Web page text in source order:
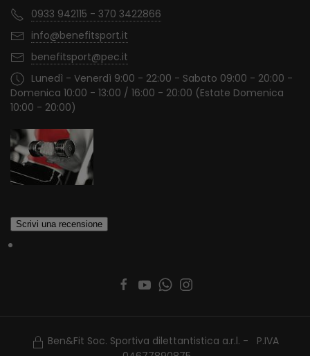
0933 942115 - 370 3422866
info@benefitsport.it
benefitsport@pec.it
Lunedì - Venerdì 9:00 - 22:00 - Sabato 09:00 - 20:00 -
Domenica 10:00 - 13:00 / 16:00 - 20:00 (Estate Domenica
10:00 - 20:00)
Ben&Fit Soc. Sportiva dilettantistica a.r.l. - P.IVA